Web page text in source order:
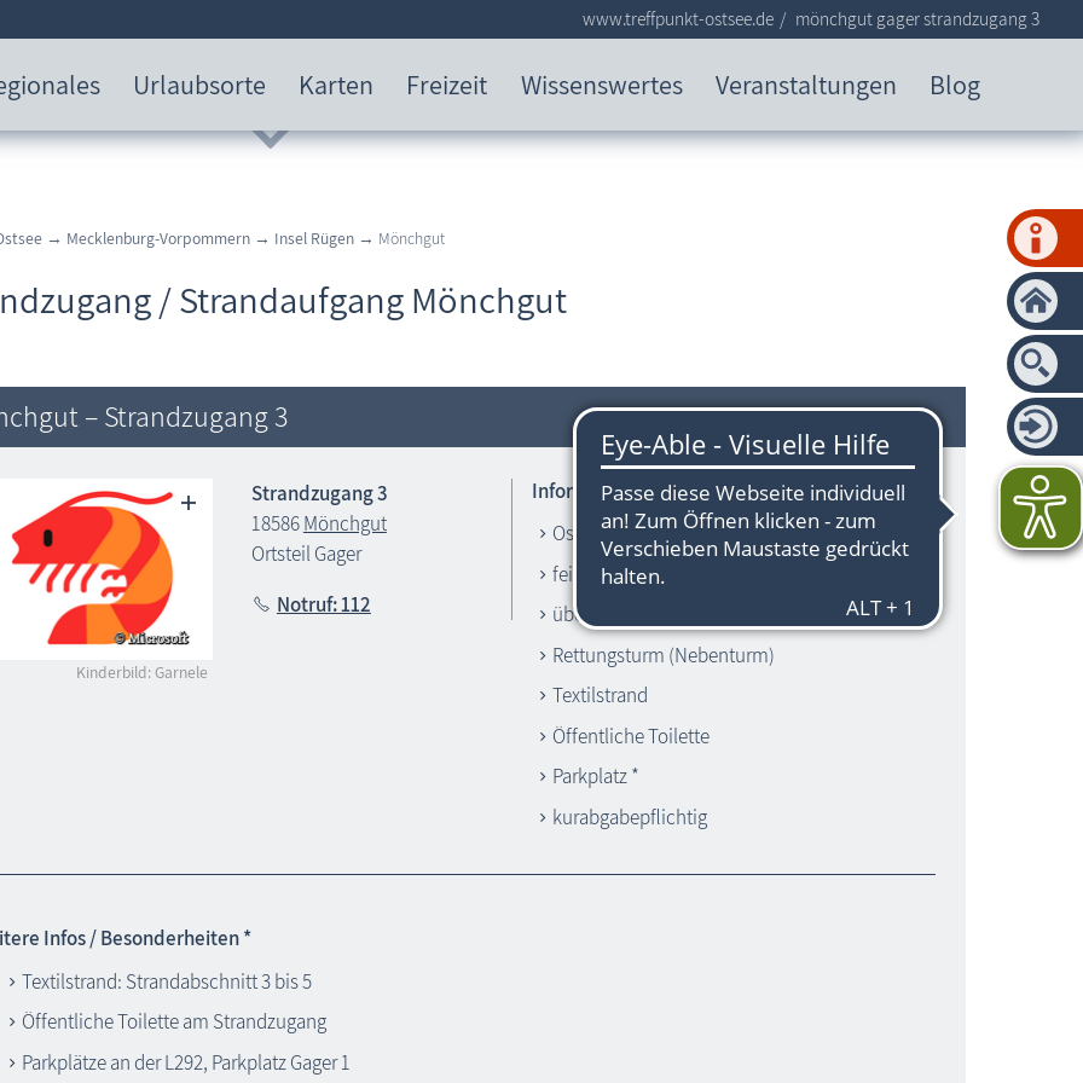
Urlaubsorte Karten Freizeit Wissenswertes Veranstaltungen Blog
www.treffpunkt-ostsee.de mönchgut gager strandzugang 3
→ Mecklenburg-Vorpommern → Insel Rügen → Mönchgut
/ Strandaufgang Mönchgut
– Strandzugang 3
Kinderbild: Garnele
Strandzugang 3
18586Mönchgut
Ortsteil Gager
Notruf: 112
Informationen zum Strandbereich
Ostsee
feinsandiger Strand
überwachter Strand *
Rettungsturm (Nebenturm)
Textilstrand
Öffentliche Toilette
Parkplatz *
kurabgabepflichtig
Infos / Besonderheiten *
Textilstrand: Strandabschnitt 3 bis 5
Öffentliche Toilette am Strandzugang
Parkplätze an der L292, Parkplatz Gager 1